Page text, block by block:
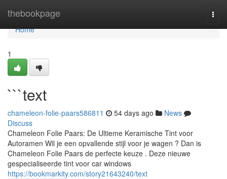
thebookpage
Home
Home
1
```text
chameleon-folie-paars586811 54 days ago
News
Discuss
Chameleon Folie Paars: De Ultieme Keramische Tint voor
Autoramen Wil je een opvallende stijl voor je wagen ? Dan is
Chameleon Folie Paars de perfecte keuze . Deze nieuwe
gespecialiseerde tint voor car windows
https://bookmarkity.com/story21643240/text